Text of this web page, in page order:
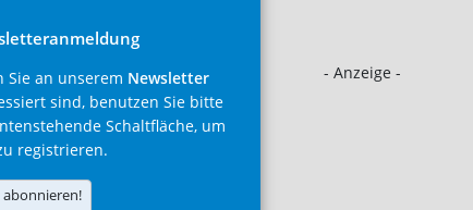
- Anzeige -
Sie an unserem Newsletter
sind, benutzen Sie bitte
Schaltfläche, um
registrieren.
abonnieren!